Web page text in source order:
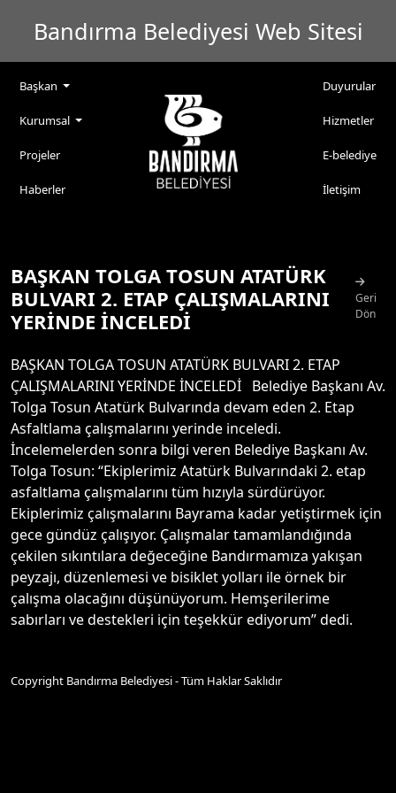
Bandırma Belediyesi Web Sitesi
Başkan
Kurumsal
Projeler
Haberler
Duyurular
Hizmetler
E-belediye
İletişim
BAŞKAN TOLGA TOSUN ATATÜRK
BULVARI 2. ETAP ÇALIŞMALARINI
YERİNDE İNCELEDİ
Geri
Dön
BAŞKAN TOLGA TOSUN ATATÜRK BULVARI 2. ETAP
ÇALIŞMALARINI YERİNDE İNCELEDİ Belediye Başkanı Av.
Tolga Tosun Atatürk Bulvarında devam eden 2. Etap
Asfaltlama çalışmalarını yerinde inceledi.
İncelemelerden sonra bilgi veren Belediye Başkanı Av.
Tolga Tosun: “Ekiplerimiz Atatürk Bulvarındaki 2. etap
asfaltlama çalışmalarını tüm hızıyla sürdürüyor.
Ekiplerimiz çalışmalarını Bayrama kadar yetiştirmek için
gece gündüz çalışıyor. Çalışmalar tamamlandığında
çekilen sıkıntılara değeceğine Bandırmamıza yakışan
peyzajı, düzenlemesi ve bisiklet yolları ile örnek bir
çalışma olacağını düşünüyorum. Hemşerilerime
sabırları ve destekleri için teşekkür ediyorum” dedi.
Copyright Bandırma Belediyesi - Tüm Haklar Saklıdır